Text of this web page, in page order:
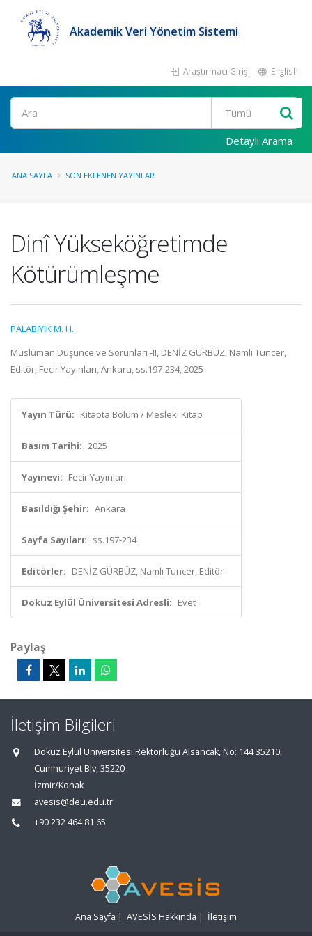
Akademik Veri Yönetim Sistemi
Araştırmacı Girişi English
Ara
Detaylı Arama
ANA SAYFA SON EKLENEN YAYINLAR
Dinî Yükseköğretimde
Kötürümleşme
PALABIYIK M. H.
Müslüman Düşünce ve Sorunları -II, DENİZ GÜRBÜZ, Namlı Tuncer,
Editör, Fecir Yayınları, Ankara, ss.197-234, 2025
Yayın Türü: Kitapta Bölüm / Mesleki Kitap
Basım Tarihi: 2025
Yayınevi: Fecir Yayınları
Basıldığı Şehir: Ankara
Sayfa Sayıları: ss.197-234
Editörler: DENİZ GÜRBÜZ, Namlı Tuncer, Editör
Dokuz Eylül Üniversitesi Adresli: Evet
Paylaş
İletişim Bilgileri
Dokuz Eylül Üniversitesi Rektörlüğü Alsancak, No: 144 35210,
Cumhuriyet Blv, 35220
İzmir/Konak
avesis@deu.edu.tr
+90 232 464 81 65
Ana Sayfa | AVESİS Hakkında | İletişim